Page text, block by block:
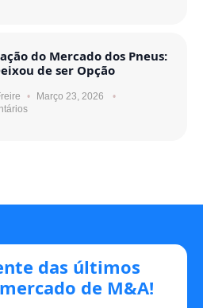
do Mercado dos Pneus:
de ser Opção
Março 23, 2026
das últimos
de M&A!